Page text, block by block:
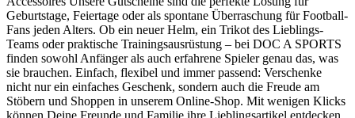
Geburtstage, Feiertage oder als spontane Überraschung für Football-
Fans jeden Alters. Ob ein neuer Helm, ein Trikot des Lieblings-
Teams oder praktische Trainingsausrüstung – bei DOC A SPORTS
finden sowohl Anfänger als auch erfahrene Spieler genau das, was
sie brauchen. Einfach, flexibel und immer passend: Verschenke
nicht nur ein einfaches Geschenk, sondern auch die Freude am
Stöbern und Shoppen in unserem Online-Shop. Mit wenigen Klicks